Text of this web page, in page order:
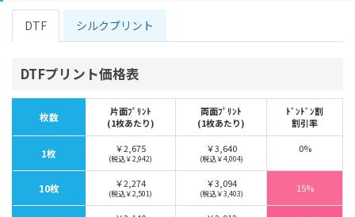
DTF シルクプリント
DTFプリント価格表
枚数
片面ﾌﾟﾘﾝﾄ
(1枚あたり)
両面ﾌﾟﾘﾝﾄ
(1枚あたり)
ﾄﾞﾝﾄﾞﾝ割
割引率
1枚 ￥2,675
(税込￥2,942)
￥3,640
(税込￥4,004)
0%
10枚 ￥2,274
(税込￥2,501)
￥3,094
(税込￥3,403) 15%